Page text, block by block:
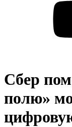
Сбер
полю»